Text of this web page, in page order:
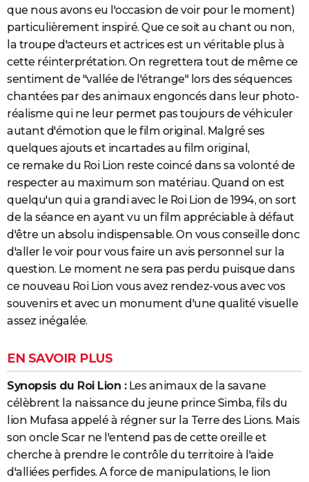
que nous avons eu l'occasion de voir pour le moment)
particulièrement inspiré. Que ce soit au chant ou non,
la troupe d'acteurs et actrices est un véritable plus à
cette réinterprétation. On regrettera tout de même ce
sentiment de "vallée de l'étrange" lors des séquences
chantées par des animaux engoncés dans leur photo-
réalisme qui ne leur permet pas toujours de véhiculer
autant d'émotion que le film original. Malgré ses
quelques ajouts et incartades au film original,
ce remake du Roi Lion reste coincé dans sa volonté de
respecter au maximum son matériau. Quand on est
quelqu'un qui a grandi avec le Roi Lion de 1994, on sort
de la séance en ayant vu un film appréciable à défaut
d'être un absolu indispensable. On vous conseille donc
d'aller le voir pour vous faire un avis personnel sur la
question. Le moment ne sera pas perdu puisque dans
ce nouveau Roi Lion vous avez rendez-vous avec vos
souvenirs et avec un monument d'une qualité visuelle
assez inégalée.
EN SAVOIR PLUS
Synopsis du Roi Lion :Les animaux de la savane
célèbrent la naissance du jeune prince Simba, fils du
lion Mufasa appelé à régner sur la Terre des Lions. Mais
son oncle Scar ne l'entend pas de cette oreille et
cherche à prendre le contrôle du territoire à l'aide
d'alliées perfides. A force de manipulations, le lion